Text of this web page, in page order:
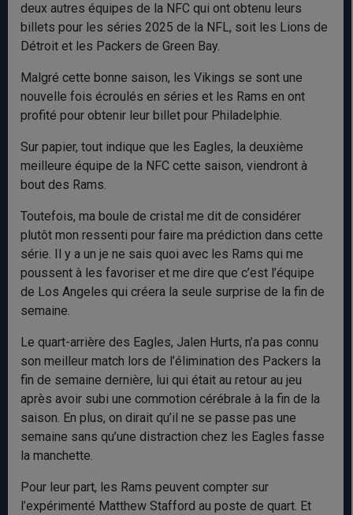
deux autres équipes de la NFC qui ont obtenu leurs
billets pour les séries 2025 de la NFL, soit les Lions de
Détroit et les Packers de Green Bay.
Malgré cette bonne saison, les Vikings se sont une
nouvelle fois écroulés en séries et les Rams en ont
profité pour obtenir leur billet pour Philadelphie.
Sur papier, tout indique que les Eagles, la deuxième
meilleure équipe de la NFC cette saison, viendront à
bout des Rams.
Toutefois, ma boule de cristal me dit de considérer
plutôt mon ressenti pour faire ma prédiction dans cette
série. Il y a un je ne sais quoi avec les Rams qui me
poussent à les favoriser et me dire que c’est l’équipe
de Los Angeles qui créera la seule surprise de la fin de
semaine.
Le quart-arrière des Eagles, Jalen Hurts, n’a pas connu
son meilleur match lors de l’élimination des Packers la
fin de semaine dernière, lui qui était au retour au jeu
après avoir subi une commotion cérébrale à la fin de la
saison. En plus, on dirait qu’il ne se passe pas une
semaine sans qu’une distraction chez les Eagles fasse
la manchette.
Pour leur part, les Rams peuvent compter sur
l’expérimenté Matthew Stafford au poste de quart. Et